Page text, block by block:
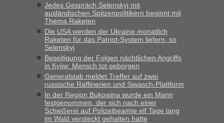
„Hallo Leute, ich weiß nicht, ob ich hier richtig bin mit meiner
Anfrage. Ich möchte 4 Umzugskartons mit gebrauchter
Straßen Kleidung bei der Einreise in die Ukraine
mitnehmen. Es ist gebrauchte Kleidung...“
Berichte und Reisetipps • Re: An welchem
Grenzübergang zwischen Polen und der Ukraine geht es am
schnellsten?
„Wir sind mit unserem Wohnmobil, wie geplant am Montag
15.6. in Krakovets rüber. Sehr zeitig los gegen 5 Uhr in der
Früh. Mit sehr sehr wenig Verkehr, super bis zur Grenze. Nur
8 PKW vor der Schranke....“
Jedes Gespräch Selenskyj mit
ausländischen Spitzenpolitikern beginnt mit
Thema Raketen
Die USA werden der Ukraine monatlich
Raketen für das Patriot-System liefern, so
Selenskyj
Beseitigung der Folgen nächtlichen Angriffs
in Kyjiw: Mensch tot geborgen
Generalstab meldet Treffer auf zwei
russische Raffinerien und Siwasch-Plattform
In der Region Bukowina wurde ein Mann
festgenommen, der sich nach einer
Schießerei auf Polizeibeamte elf Tage lang
im Wald versteckt gehalten hatte